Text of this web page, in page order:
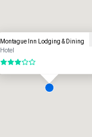
Montague Inn Lodging & Dining
Hotel
3 de 5